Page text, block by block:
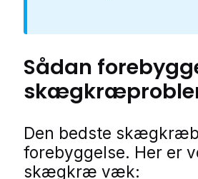
Sådan
Den bedste
forebyggelse. Her er
skægkræ væk: